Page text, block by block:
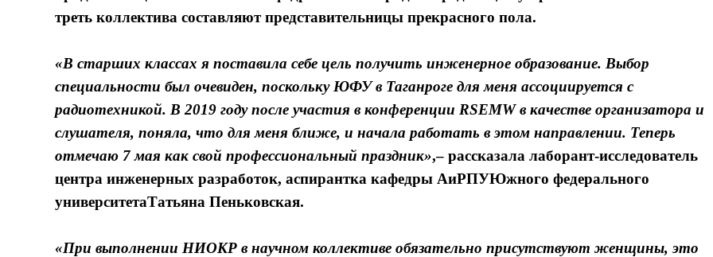
треть коллектива составляют представительницы прекрасного пола.
«В старших классах я поставила себе цель получить инженерное образование. Выбор
специальности был очевиден, поскольку ЮФУ в Таганроге для меня ассоциируется с
радиотехникой. В 2019 году после участия в конференции RSEMW в качестве организатора и
слушателя, поняла, что для меня ближе, и начала работать в этом направлении. Теперь
отмечаю 7 мая как свой профессиональный праздник»,– рассказала лаборант-исследователь
центра инженерных разработок, аспирантка кафедры АиРПУЮжного федерального
университетаТатьяна Пеньковская.
«При выполнении НИОКР в научном коллективе обязательно присутствуют женщины, это